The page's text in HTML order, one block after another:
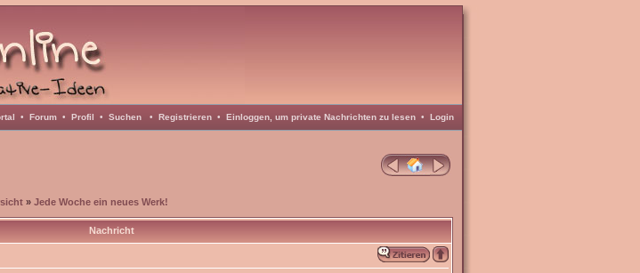
• Forum • Profil • Suchen • Registrieren • Einloggen, um private Nachrichten zu lesen • Login
» Jede Woche ein neues Werk!
Nachricht